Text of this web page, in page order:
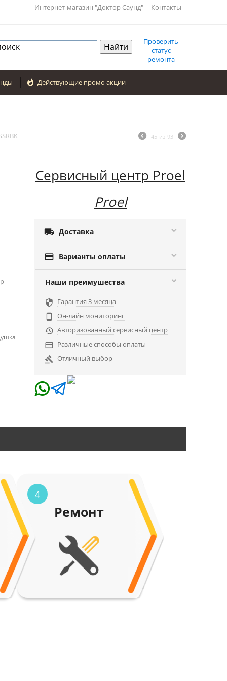
Интернет-магазин "Доктор Саунд" Контакты
Проверить
статус
ремонта
 Действующие промо акции
45 из 93
Сервисный центр Proel
Proel
 Доставка
 Варианты оплаты
Наши преимушества
 Гарантия 3 месяца

Он-лайн мониторинг
 Авторизованный сервисный центр
 Различные способы оплаты
 Отличный выбор
4
Ремонт